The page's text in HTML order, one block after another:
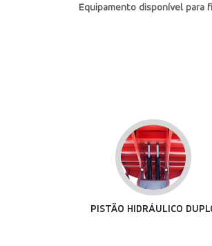
Equipamento disponível para
DESTRAVAMENTO DA